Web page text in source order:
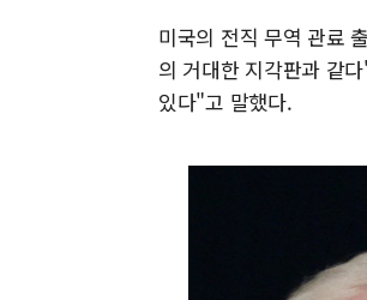
미국의 전직 무역 관료
의 거대한 지각판과 같
있다"고 말했다.